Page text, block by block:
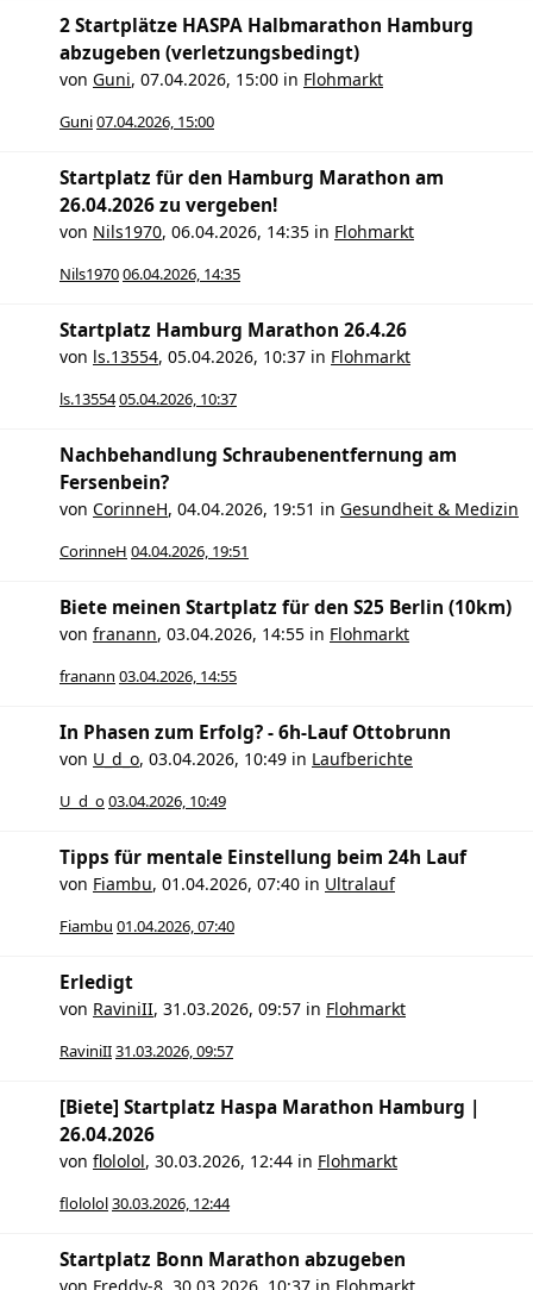
2 Startplätze HASPA Halbmarathon Hamburg
abzugeben (verletzungsbedingt)
von Guni, 07.04.2026, 15:00 in Flohmarkt
Guni07.04.2026, 15:00
Startplatz für den Hamburg Marathon am
26.04.2026 zu vergeben!
von Nils1970, 06.04.2026, 14:35 in Flohmarkt
Nils197006.04.2026, 14:35
Startplatz Hamburg Marathon 26.4.26
von ls.13554, 05.04.2026, 10:37 in Flohmarkt
ls.1355405.04.2026, 10:37
Nachbehandlung Schraubenentfernung am
Fersenbein?
von CorinneH, 04.04.2026, 19:51 in Gesundheit & Medizin
CorinneH 04.04.2026, 19:51
Biete meinen Startplatz für den S25 Berlin (10km)
von franann, 03.04.2026, 14:55 in Flohmarkt
franann 03.04.2026, 14:55
In Phasen zum Erfolg? - 6h-Lauf Ottobrunn
von U_d_o, 03.04.2026, 10:49 in Laufberichte
U_d_o03.04.2026, 10:49
Tipps für mentale Einstellung beim 24h Lauf
von Fiambu, 01.04.2026, 07:40 in Ultralauf
Fiambu 01.04.2026, 07:40
Erledigt
von RaviniII, 31.03.2026, 09:57 in Flohmarkt
RaviniII31.03.2026, 09:57
[Biete] Startplatz Haspa Marathon Hamburg |
26.04.2026
von flololol, 30.03.2026, 12:44 in Flohmarkt
flololol30.03.2026, 12:44
Startplatz Bonn Marathon abzugeben